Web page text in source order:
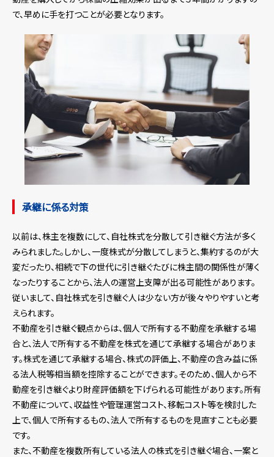
で、早めに手を打つことが必要となります。
承継に係る対策
以前は、株主を複数にして、自社株式を分散して引き継ぐ方法が多く
みられました。しかし、一度株式が分散してしまうと、集約するのが大
変だったり、相続で下の世代に引き継ぐたびに株主間の関係性が薄く
なったりすることから、法人の運営上支障が出る可能性があります。
従いまして、自社株式を引き継ぐ人は少ない方が後々やりやすいと考
えられます。
不動産を引き継ぐ観点からは、個人で所有する不動産を承継する場
合と、法人で所有する不動産を株式を通じて承継する場合がありま
す。株式を通じて承継する場合、株式の評価上、不動産の含み益に係
る法人税等相当額を控除することができます。そのため、個人から不
動産を引き継ぐより財産評価額を下げられる可能性があります。所有
不動産について、収益性や管理運営コスト、移転コスト等を検討した
上で、個人で所有するもの、法人で所有するものを見直すことも必要
です。
また、不動産を複数所有している法人の株式を引き継ぐ場合、一案と